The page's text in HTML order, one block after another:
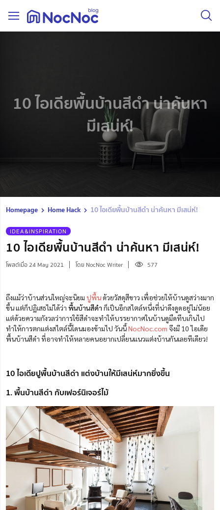
10 ไอเดียพื้นบ้านสีดำ น่าค้นหา
มีเสน่ห์!
Homepage Home Hack 10 ไอเดียพื้นบ้านสีดำ น่าค้นหา มีเสน่ห์!
IDEA&INSPIRATION
10 ไอเดียพื้นบ้านสีดำ น่าค้นหา มีเสน่ห์!
โพสต์เมื่อ 24 May 2021 โดย NocNoc Writer 577
ถึงแม้ว่าบ้านส่วนใหญ่จะนิยม ปูพื้นด้วยวัสดุสีขาว เพื่อช่วยให้บ้านดูสว่างมาก
ขึ้น แต่ก็ปฏิเสธไม่ได้ว่า พื้นบ้านสีดำ ก็เป็นอีกสไตล์หนึ่งที่น่าดึงดูดอยู่ไม่น้อย
แต่ด้วยความกังวลว่าการใช้สีดำจะทำให้บรรยากาศในบ้านดูมืดทึบเกินไป
ทำให้การตกแต่งสไตล์นี้โดนมองข้ามไป วันนี้NocNoc.com จึงมี 10 ไอเดีย
พื้นบ้านสีดำ ที่อาจทำให้หลายคนอยากเปลี่ยนแนวแต่งบ้านกันเลยทีเดียว!
10 ไอเดียปูพื้นบ้านสีดำ แต่งบ้านให้มีเสน่ห์มากยิ่งขึ้น
1. พื้นบ้านสีดำ กับเฟอร์นิเจอร์ไม้